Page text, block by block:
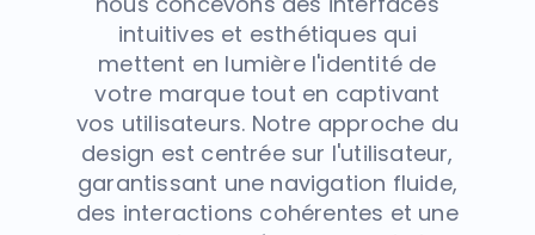
intuitives et esthétiques qui
mettent en lumière l'identité de
votre marque tout en captivant
vos utilisateurs. Notre approche du
design est centrée sur l'utilisateur,
garantissant une navigation fluide,
des interactions cohérentes et une